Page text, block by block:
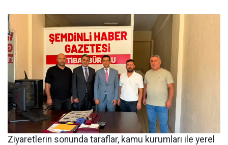
Ziyaretlerin sonunda taraflar, kamu kurumları ile yerel